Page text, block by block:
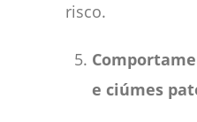
risco.
e ciúmes